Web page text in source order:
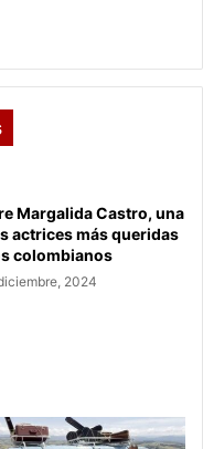
Margalida Castro, una
actrices más queridas
colombianos
2024